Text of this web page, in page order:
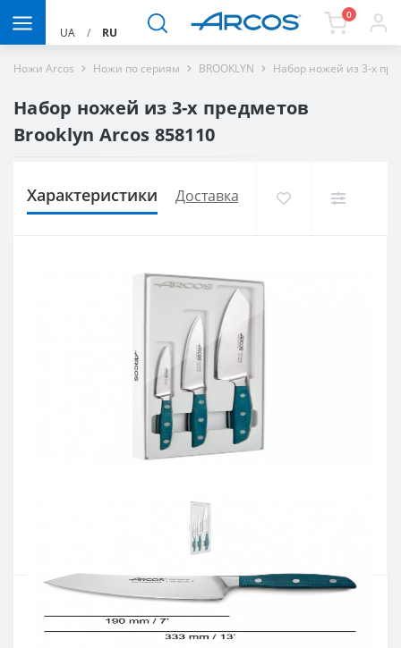
UA / RU
0
Ножи Arcos Ножи по сериям BROOKLYN Набор ножей из 3-х
Набор ножей из 3-х предметов
Brooklyn Arcos 858110
Характеристики Доставка и оплата Отзывов (0)
858110
Наличие:В наличии